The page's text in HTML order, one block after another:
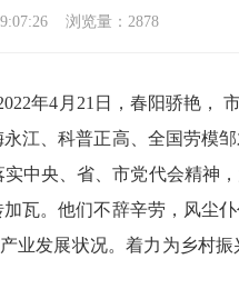
浏览量： 2878
年4月21日，春阳骄艳，
江、科普正高、全国劳模
中央、省、市党代会精神
瓦。他们不辞辛劳，风尘
业发展状况。着力为乡村